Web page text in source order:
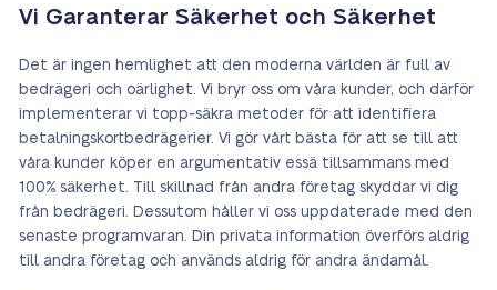
Vi Garanterar Säkerhet och Säkerhet
Det är ingen hemlighet att den moderna världen är full av
bedrägeri och oärlighet. Vi bryr oss om våra kunder, och därför
implementerar vi topp-säkra metoder för att identifiera
betalningskortbedrägerier. Vi gör vårt bästa för att se till att
våra kunder köper en argumentativ essä tillsammans med
100% säkerhet. Till skillnad från andra företag skyddar vi dig
från bedrägeri. Dessutom håller vi oss uppdaterade med den
senaste programvaran. Din privata information överförs aldrig
till andra företag och används aldrig för andra ändamål.